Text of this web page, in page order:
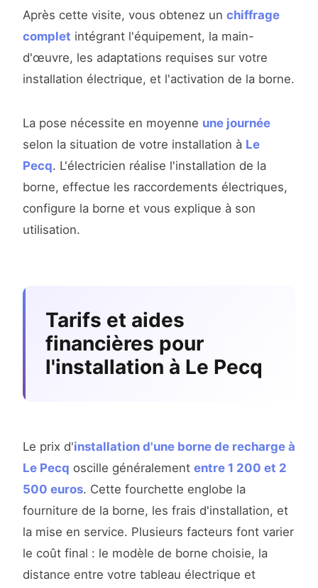
Après cette visite, vous obtenez un chiffrage
complet intégrant l'équipement, la main-
d'œuvre, les adaptations requises sur votre
installation électrique, et l'activation de la borne.
La pose nécessite en moyenne une journée
selon la situation de votre installation à Le
Pecq. L'électricien réalise l'installation de la
borne, effectue les raccordements électriques,
configure la borne et vous explique à son
utilisation.
Tarifs et aides
financières pour
l'installation à Le Pecq
Le prix d'installation d'une borne de recharge à
Le Pecq oscille généralement entre 1 200 et 2
500 euros. Cette fourchette englobe la
fourniture de la borne, les frais d'installation, et
la mise en service. Plusieurs facteurs font varier
le coût final : le modèle de borne choisie, la
distance entre votre tableau électrique et